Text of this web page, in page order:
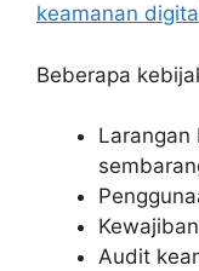
keamanan
Beberapa
Audit